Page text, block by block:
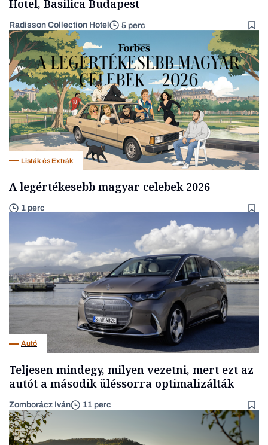
Hotel, Basilica Budapest
Radisson Collection Hotel 5 perc
Listák és Extrák
A legértékesebb magyar celebek 2026
1 perc
Autó
Teljesen mindegy, milyen vezetni, mert ezt az
autót a második üléssorra optimalizálták
Zomborácz Iván 11 perc